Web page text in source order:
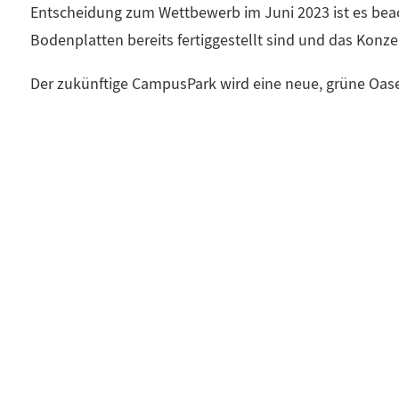
Entscheidung zum Wettbewerb im Juni 2023 ist es
Bodenplatten bereits fertiggestellt sind und das
Der zukünftige CampusPark wird eine neue, grüne